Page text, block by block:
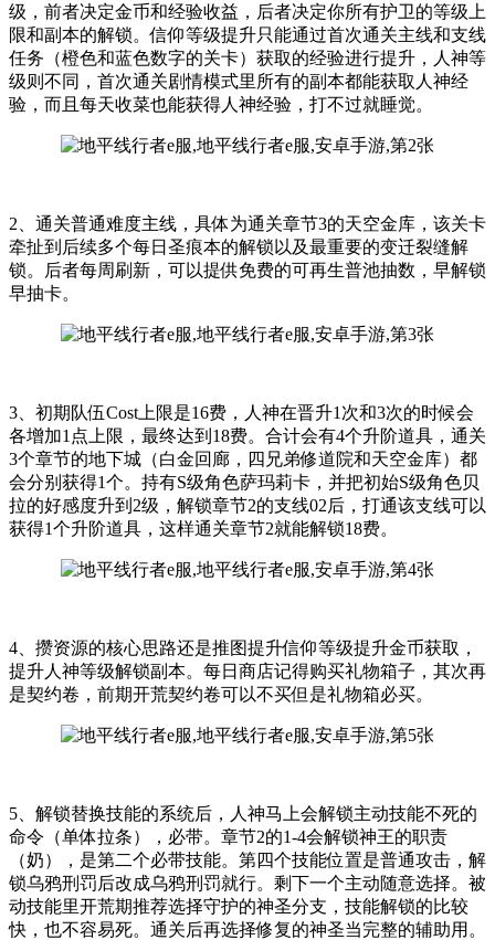
级，前者决定金币和经验收益，后者决定你所有护卫的等级上
限和副本的解锁。信仰等级提升只能通过首次通关主线和支线
任务（橙色和蓝色数字的关卡）获取的经验进行提升，人神等
级则不同，首次通关剧情模式里所有的副本都能获取人神经
验，而且每天收菜也能获得人神经验，打不过就睡觉。
2、通关普通难度主线，具体为通关章节3的天空金库，该关卡
牵扯到后续多个每日圣痕本的解锁以及最重要的变迁裂缝解
锁。后者每周刷新，可以提供免费的可再生普池抽数，早解锁
早抽卡。
3、初期队伍Cost上限是16费，人神在晋升1次和3次的时候会
各增加1点上限，最终达到18费。合计会有4个升阶道具，通关
3个章节的地下城（白金回廊，四兄弟修道院和天空金库）都
会分别获得1个。持有S级角色萨玛莉卡，并把初始S级角色贝
拉的好感度升到2级，解锁章节2的支线02后，打通该支线可以
获得1个升阶道具，这样通关章节2就能解锁18费。
4、攒资源的核心思路还是推图提升信仰等级提升金币获取，
提升人神等级解锁副本。每日商店记得购买礼物箱子，其次再
是契约卷，前期开荒契约卷可以不买但是礼物箱必买。
5、解锁替换技能的系统后，人神马上会解锁主动技能不死的
命令（单体拉条），必带。章节2的1-4会解锁神王的职责
（奶），是第二个必带技能。第四个技能位置是普通攻击，解
锁乌鸦刑罚后改成乌鸦刑罚就行。剩下一个主动随意选择。被
动技能里开荒期推荐选择守护的神圣分支，技能解锁的比较
快，也不容易死。通关后再选择修复的神圣当完整的辅助用。